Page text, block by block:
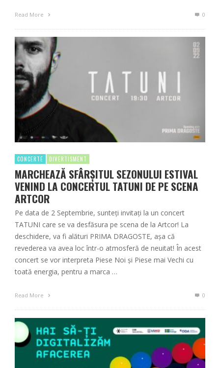
Read More 0
CONCERTE DIVERTISMENT
MARCHEAZĂ SFÂRȘITUL SEZONULUI ESTIVAL
VENIND LA CONCERTUL TATUNI DE PE SCENA
ARTCOR
Pe data de 2 Septembrie, sunteți invitați la un concert
TATUNI care se va desfăsura pe scena de la Artcor! La
deschidere, va fi alături PRIMA DRAGOSTE, așa că
revederea va avea loc într-o atmosferă de neuitat! În acest
concert se vor interpreta Piese Noi și Piese mai Vechi cu
toată energia, pentru a marca …
Read More 0